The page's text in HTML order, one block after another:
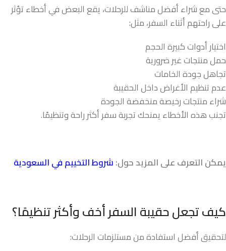
حتى مع شراء أفضل مناشف للرحلات، يقع البعض في أخطاء تؤثر
على راحتهم أثناء السفر، مثل:
اختيار أدوات كبيرة الحجم
حمل منتجات غير ضرورية
تجاهل جودة الخامات
عدم تنظيم الأغراض داخل الحقيبة
شراء منتجات رخيصة منخفضة الجودة
تجنب هذه الأخطاء يمنحك تجربة سفر أكثر راحة وتنظيمًا.
يمكن التعرف على المزيد حول:شروط التخييم في السعودية
كيف تجعل حقيبة السفر أخف وأكثر تنظيمًا؟
لتحقيق أفضل استفادة من مستلزمات الرحلات: